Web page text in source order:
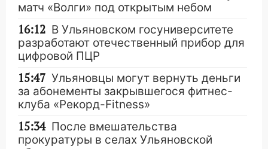
матч «Волги» под открытым небом
16:12 В Ульяновском госуниверситете
разработают отечественный прибор для
цифровой ПЦР
15:47 Ульяновцы могут вернуть деньги
за абонементы закрывшегося фитнес-
клуба «Рекорд-Fitness»
15:34 После вмешательства
прокуратуры в селах Ульяновской